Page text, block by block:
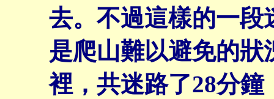
去。不過這樣的一段
是爬山難以避免的狀
裡，共迷路了28分